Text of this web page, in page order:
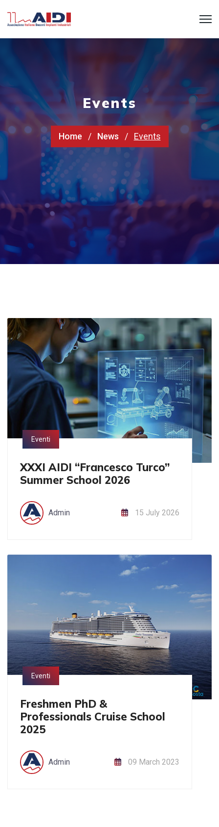
Events
Home News Events
XXXI AIDI “Francesco Turco”
Summer School 2026
Eventi
15 July 2026
Admin
Freshmen PhD &
Professionals Cruise School
2025
Eventi
09 March 2023
Admin